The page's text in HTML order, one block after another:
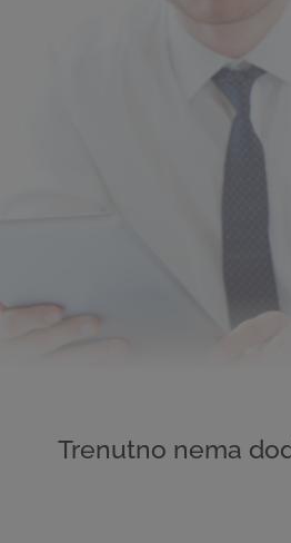
Trenutno nema